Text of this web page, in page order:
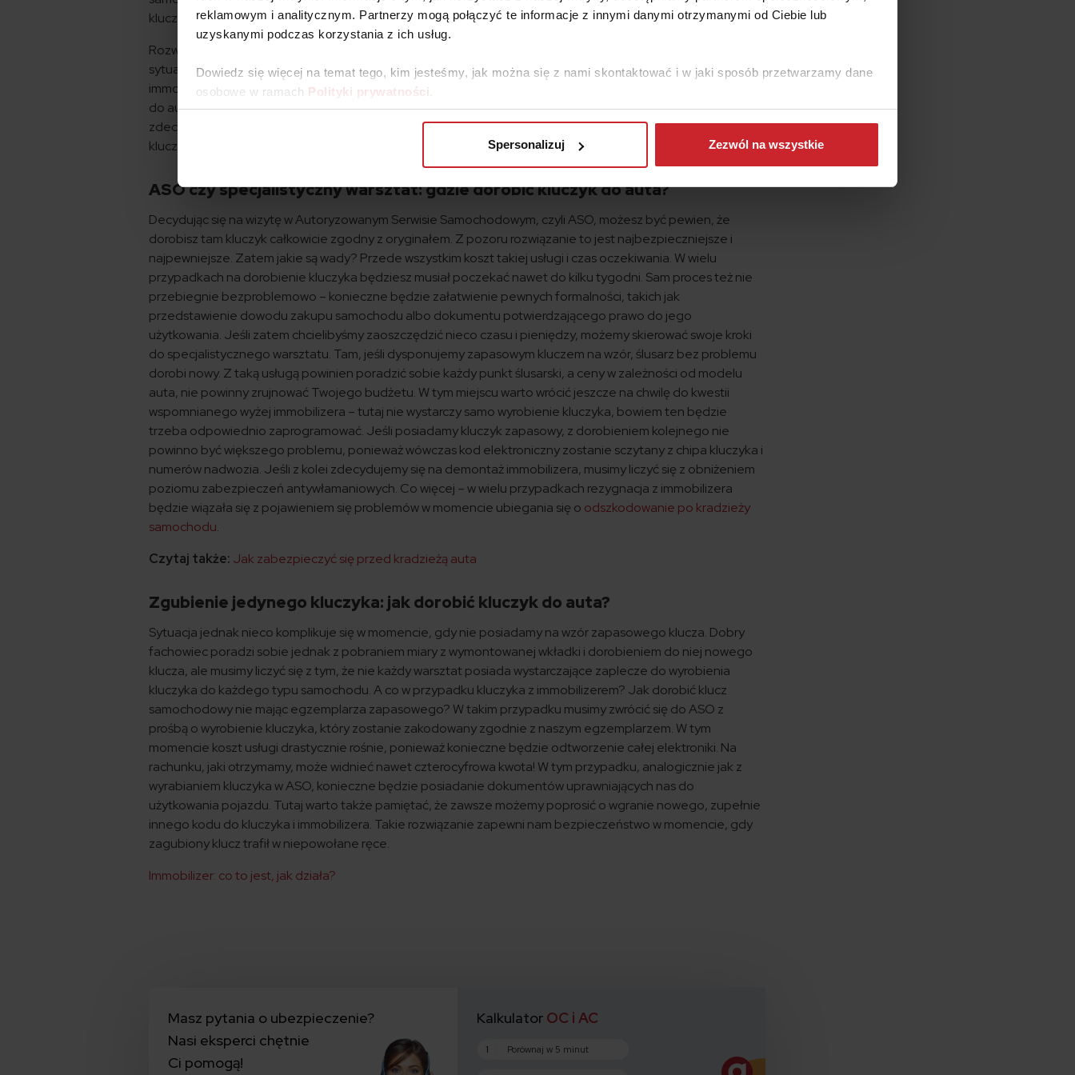
reklamowym i analitycznym. Partnerzy mogą połączyć te informacje z innymi danymi otrzymanymi od Ciebie lub
uzyskanymi podczas korzystania z ich usług.
Dowiedz się więcej na temat tego, kim jesteśmy, jak można się z nami skontaktować i w jaki sposób przetwarzamy dane
osobowe w ramach Polityki prywatności
Spersonalizuj Zezwól na wszystkie
kluczyka do auta. Pomogą także w sytuacji, kiedy doszło do złamania kluczyka w stacyjce.
Rozwój technologii i coraz nowocześniejsze zabezpieczenia antywłamaniowe mogą nieco komplikować
sytuację w momencie, gdy stracimy kluczyk samochodowy. Kwestią problematyczną może być także
immobilizer, którego sprawne działanie będzie konieczne do uruchomienia silnika. Zatem, jak dorobić kluczyk
do auta? Jeśli staniesz w obliczu takiego problemu wiedz, że zasadniczo masz dwa wyjścia – możesz
zdecydować się na ASO albo skorzystać z usług specjalistycznego warsztatu zajmującego się dorabianiem
kluczyków samochodowych. Jakie są wady i zalety obu rozwiązań? Na które warto postawić? Sprawdzamy!
ASO czy specjalistyczny warsztat: gdzie dorobić kluczyk do auta?
Decydując się na wizytę w Autoryzowanym Serwisie Samochodowym, czyli ASO, możesz być pewien, że
dorobisz tam kluczyk całkowicie zgodny z oryginałem. Z pozoru rozwiązanie to jest najbezpieczniejsze i
najpewniejsze. Zatem jakie są wady? Przede wszystkim koszt takiej usługi i czas oczekiwania. W wielu
przypadkach na dorobienie kluczyka będziesz musiał poczekać nawet do kilku tygodni. Sam proces też nie
przebiegnie bezproblemowo – konieczne będzie załatwienie pewnych formalności, takich jak
przedstawienie dowodu zakupu samochodu albo dokumentu potwierdzającego prawo do jego
użytkowania. Jeśli zatem chcielibyśmy zaoszczędzić nieco czasu i pieniędzy, możemy skierować swoje kroki
do specjalistycznego warsztatu. Tam, jeśli dysponujemy zapasowym kluczem na wzór, ślusarz bez problemu
dorobi nowy. Z taką usługą powinien poradzić sobie każdy punkt ślusarski, a ceny w zależności od modelu
auta, nie powinny zrujnować Twojego budżetu. W tym miejscu warto wrócić jeszcze na chwilę do kwestii
wspomnianego wyżej immobilizera – tutaj nie wystarczy samo wyrobienie kluczyka, bowiem ten będzie
trzeba odpowiednio zaprogramować. Jeśli posiadamy kluczyk zapasowy, z dorobieniem kolejnego nie
powinno być większego problemu, ponieważ wówczas kod elektroniczny zostanie sczytany z chipa kluczyka i
numerów nadwozia. Jeśli z kolei zdecydujemy się na demontaż immobilizera, musimy liczyć się z obniżeniem
poziomu zabezpieczeń antywłamaniowych. Co więcej – w wielu przypadkach rezygnacja z immobilizera
będzie wiązała się z pojawieniem się problemów w momencie ubiegania się o odszkodowanie po kradzieży
samochodu.
Czytaj także: Jak zabezpieczyć się przed kradzieżą auta
Zgubienie jedynego kluczyka: jak dorobić kluczyk do auta?
Sytuacja jednak nieco komplikuje się w momencie, gdy nie posiadamy na wzór zapasowego klucza. Dobry
fachowiec poradzi sobie jednak z pobraniem miary z wymontowanej wkładki i dorobieniem do niej nowego
klucza, ale musimy liczyć się z tym, że nie każdy warsztat posiada wystarczające zaplecze do wyrobienia
kluczyka do każdego typu samochodu. A co w przypadku kluczyka z immobilizerem? Jak dorobić klucz
samochodowy nie mając egzemplarza zapasowego? W takim przypadku musimy zwrócić się do ASO z
prośbą o wyrobienie kluczyka, który zostanie zakodowany zgodnie z naszym egzemplarzem. W tym
momencie koszt usługi drastycznie rośnie, ponieważ konieczne będzie odtworzenie całej elektroniki. Na
rachunku, jaki otrzymamy, może widnieć nawet czterocyfrowa kwota! W tym przypadku, analogicznie jak z
wyrabianiem kluczyka w ASO, konieczne będzie posiadanie dokumentów uprawniających nas do
użytkowania pojazdu. Tutaj warto także pamiętać, że zawsze możemy poprosić o wgranie nowego, zupełnie
innego kodu do kluczyka i immobilizera. Takie rozwiązanie zapewni nam bezpieczeństwo w momencie, gdy
zagubiony klucz trafił w niepowołane ręce.
Immobilizer: co to jest, jak działa?
Masz pytania o ubezpieczenie?
Nasi eksperci chętnie
Ci pomogą!
Kalkulator OC i AC
1 Porównaj w 5 minut